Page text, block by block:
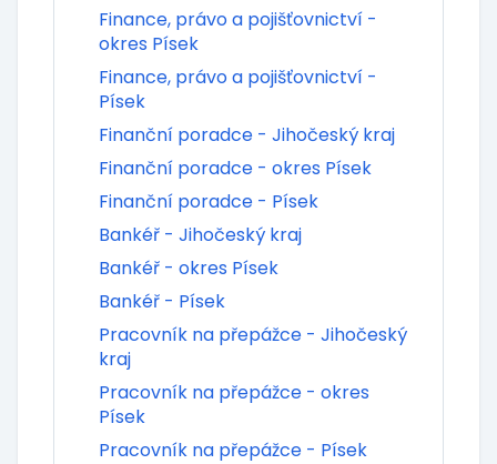
Finance, právo a pojišťovnictví -
okres Písek
Finance, právo a pojišťovnictví -
Písek
Finanční poradce - Jihočeský kraj
Finanční poradce - okres Písek
Finanční poradce - Písek
Bankéř - Jihočeský kraj
Bankéř - okres Písek
Bankéř - Písek
Pracovník na přepážce - Jihočeský
kraj
Pracovník na přepážce - okres
Písek
Pracovník na přepážce - Písek